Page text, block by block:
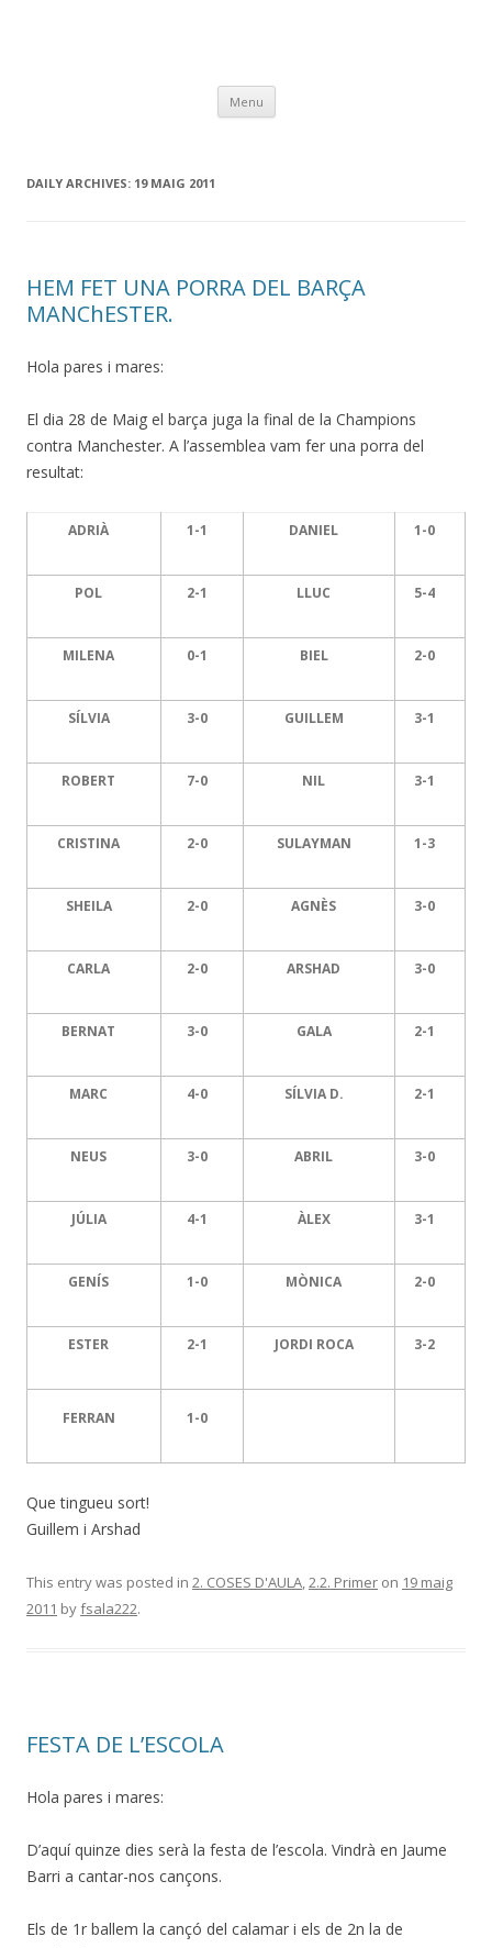
Menu Skip
content
DAILY ARCHIVES: 19 MAIG 2011
HEM FET UNA PORRA DEL BARÇA
MANChESTER.
Hola pares i mares:
El dia 28 de Maig el barça juga la final de la Champions
contra Manchester. A l’assemblea vam fer una porra del
resultat:
ADRIÀ 1-1 DANIEL 1-0
POL 2-1 LLUC 5-4
MILENA 0-1 BIEL 2-0
SÍLVIA 3-0 GUILLEM 3-1
ROBERT 7-0 NIL 3-1
CRISTINA 2-0 SULAYMAN 1-3
SHEILA 2-0 AGNÈS 3-0
CARLA 2-0 ARSHAD 3-0
BERNAT 3-0 GALA 2-1
MARC 4-0 SÍLVIA D. 2-1
NEUS 3-0 ABRIL 3-0
JÚLIA 4-1 ÀLEX 3-1
GENÍS 1-0 MÒNICA 2-0
ESTER 2-1 JORDI ROCA 3-2
FERRAN 1-0
Que tingueu sort!
Guillem i Arshad
This entry was posted in 2. COSES D'AULA,2.2. Primer on 19 maig
2011 byfsala222.
FESTA DE L’ESCOLA
Hola pares i mares:
D’aquí quinze dies serà la festa de l’escola. Vindrà en Jaume
Barri a cantar-nos cançons.
Els de 1r ballem la cançó del calamar i els de 2n la de